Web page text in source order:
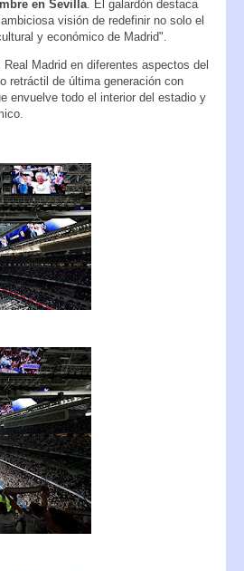
en Sevilla . El galardón destaca
visión de redefinir no solo el
y económico de Madrid".
Madrid en diferentes aspectos del
retráctil de última generación con
envuelve todo el interior del estadio y